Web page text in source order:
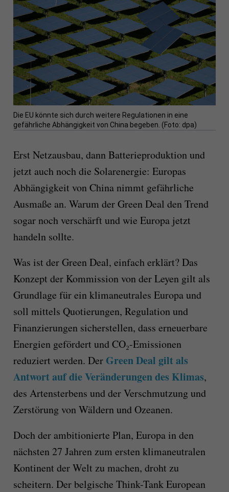
Die EU könnte sich durch weitere Regulationen in eine
gefährliche Abhängigkeit von China begeben. (Foto: dpa)
Erst Netzausbau, dann Batterieproduktion und
jetzt auch noch die Solarenergie: Europas
Abhängigkeit von China nimmt gefährliche
Ausmaße an. Warum der Green Deal den Trend
sogar noch verschärft und wie Europa jetzt
handeln sollte.
Was ist der Green Deal, einfach erklärt? Das
Konzept der Kommission von der Leyen gilt als
Grundlage für ein klimaneutrales Europa und
soll mittels Quotierungen, Regulation und
Finanzierungen sicherstellen, dass erneuerbare
Energien gefördert und CO₂-Emissionen
reduziert werden. Der Green Deal gilt als
Antwort auf die Veränderungen des Klimas,
des Artensterbens und der Verschmutzung und
Zerstörung von Wäldern und Ozeanen.
Doch der ambitionierte Plan, Europa in den
nächsten 27 Jahren zum ersten klimaneutralen
Kontinent der Welt zu machen, droht zu
scheitern. Der belgische Think-Tank European